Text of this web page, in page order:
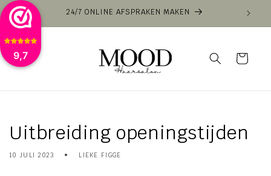
9,7
Meteen
naar de
content
24/7 ONLINE AFSPRAKEN MAKEN
Winkelwagen
Uitbreiding openingstijden
10 JULI 2023 LIEKE FIGGE